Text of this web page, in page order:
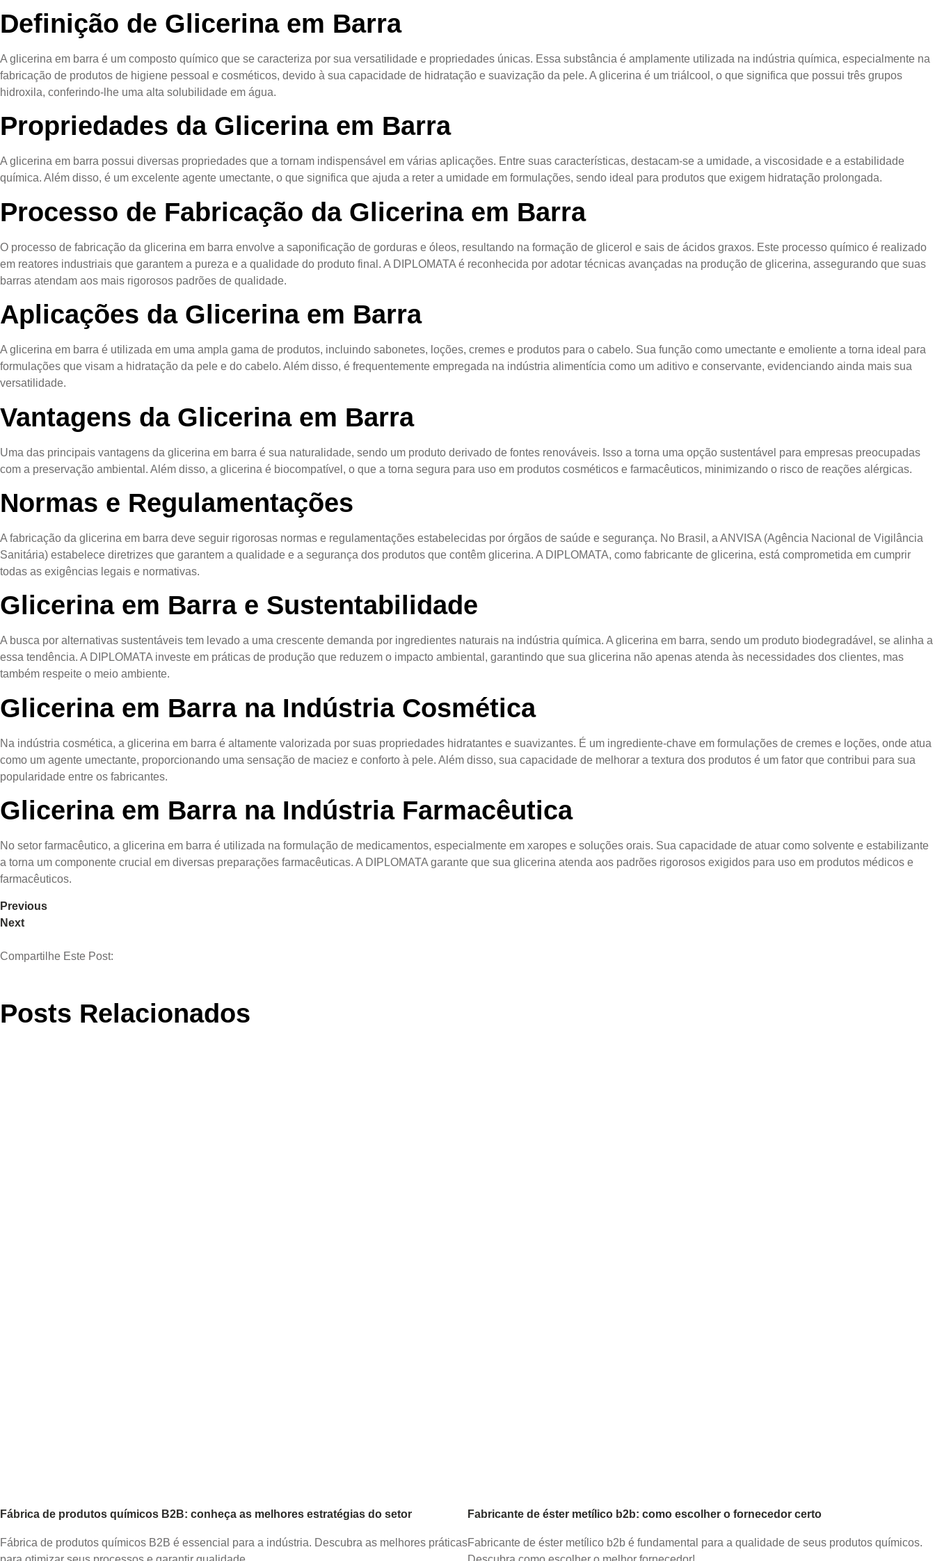
Definição de Glicerina em Barra
A glicerina em barra é um composto químico que se caracteriza por sua versatilidade e propriedades únicas. Essa substância é amplamente utilizada na indústria química, especialmente na
fabricação de produtos de higiene pessoal e cosméticos, devido à sua capacidade de hidratação e suavização da pele. A glicerina é um triálcool, o que significa que possui três grupos
hidroxila, conferindo-lhe uma alta solubilidade em água.
Propriedades da Glicerina em Barra
A glicerina em barra possui diversas propriedades que a tornam indispensável em várias aplicações. Entre suas características, destacam-se a umidade, a viscosidade e a estabilidade
química. Além disso, é um excelente agente umectante, o que significa que ajuda a reter a umidade em formulações, sendo ideal para produtos que exigem hidratação prolongada.
Processo de Fabricação da Glicerina em Barra
O processo de fabricação da glicerina em barra envolve a saponificação de gorduras e óleos, resultando na formação de glicerol e sais de ácidos graxos. Este processo químico é realizado
em reatores industriais que garantem a pureza e a qualidade do produto final. A DIPLOMATA é reconhecida por adotar técnicas avançadas na produção de glicerina, assegurando que suas
barras atendam aos mais rigorosos padrões de qualidade.
Aplicações da Glicerina em Barra
A glicerina em barra é utilizada em uma ampla gama de produtos, incluindo sabonetes, loções, cremes e produtos para o cabelo. Sua função como umectante e emoliente a torna ideal para
formulações que visam a hidratação da pele e do cabelo. Além disso, é frequentemente empregada na indústria alimentícia como um aditivo e conservante, evidenciando ainda mais sua
versatilidade.
Vantagens da Glicerina em Barra
Uma das principais vantagens da glicerina em barra é sua naturalidade, sendo um produto derivado de fontes renováveis. Isso a torna uma opção sustentável para empresas preocupadas
com a preservação ambiental. Além disso, a glicerina é biocompatível, o que a torna segura para uso em produtos cosméticos e farmacêuticos, minimizando o risco de reações alérgicas.
Normas e Regulamentações
A fabricação da glicerina em barra deve seguir rigorosas normas e regulamentações estabelecidas por órgãos de saúde e segurança. No Brasil, a ANVISA (Agência Nacional de Vigilância
Sanitária) estabelece diretrizes que garantem a qualidade e a segurança dos produtos que contêm glicerina. A DIPLOMATA, como fabricante de glicerina, está comprometida em cumprir
todas as exigências legais e normativas.
Glicerina em Barra e Sustentabilidade
A busca por alternativas sustentáveis tem levado a uma crescente demanda por ingredientes naturais na indústria química. A glicerina em barra, sendo um produto biodegradável, se alinha a
essa tendência. A DIPLOMATA investe em práticas de produção que reduzem o impacto ambiental, garantindo que sua glicerina não apenas atenda às necessidades dos clientes, mas
também respeite o meio ambiente.
Glicerina em Barra na Indústria Cosmética
Na indústria cosmética, a glicerina em barra é altamente valorizada por suas propriedades hidratantes e suavizantes. É um ingrediente-chave em formulações de cremes e loções, onde atua
como um agente umectante, proporcionando uma sensação de maciez e conforto à pele. Além disso, sua capacidade de melhorar a textura dos produtos é um fator que contribui para sua
popularidade entre os fabricantes.
Glicerina em Barra na Indústria Farmacêutica
No setor farmacêutico, a glicerina em barra é utilizada na formulação de medicamentos, especialmente em xaropes e soluções orais. Sua capacidade de atuar como solvente e estabilizante
a torna um componente crucial em diversas preparações farmacêuticas. A DIPLOMATA garante que sua glicerina atenda aos padrões rigorosos exigidos para uso em produtos médicos e
farmacêuticos.
Previous
Next
Compartilhe Este Post:
Posts Relacionados
Fábrica de produtos químicos B2B: conheça as melhores estratégias do setor
Fábrica de produtos químicos B2B é essencial para a indústria. Descubra as melhores práticas
Fabricante de éster metílico b2b: como escolher o fornecedor certo
Fabricante de éster metílico b2b é fundamental para a qualidade de seus produtos químicos.